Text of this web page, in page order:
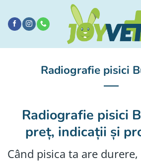
conținut
Radiografie pisici
Radiografie pisici
preț, indicații și
Când pisica ta are